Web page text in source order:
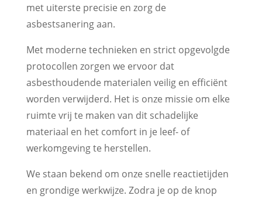
met uiterste precisie en zorg de
asbestsanering aan.
Met moderne technieken en strict opgevolgde
protocollen zorgen we ervoor dat
asbesthoudende materialen veilig en efficiënt
worden verwijderd. Het is onze missie om elke
ruimte vrij te maken van dit schadelijke
materiaal en het comfort in je leef- of
werkomgeving te herstellen.
We staan bekend om onze snelle reactietijden
en grondige werkwijze. Zodra je op de knop